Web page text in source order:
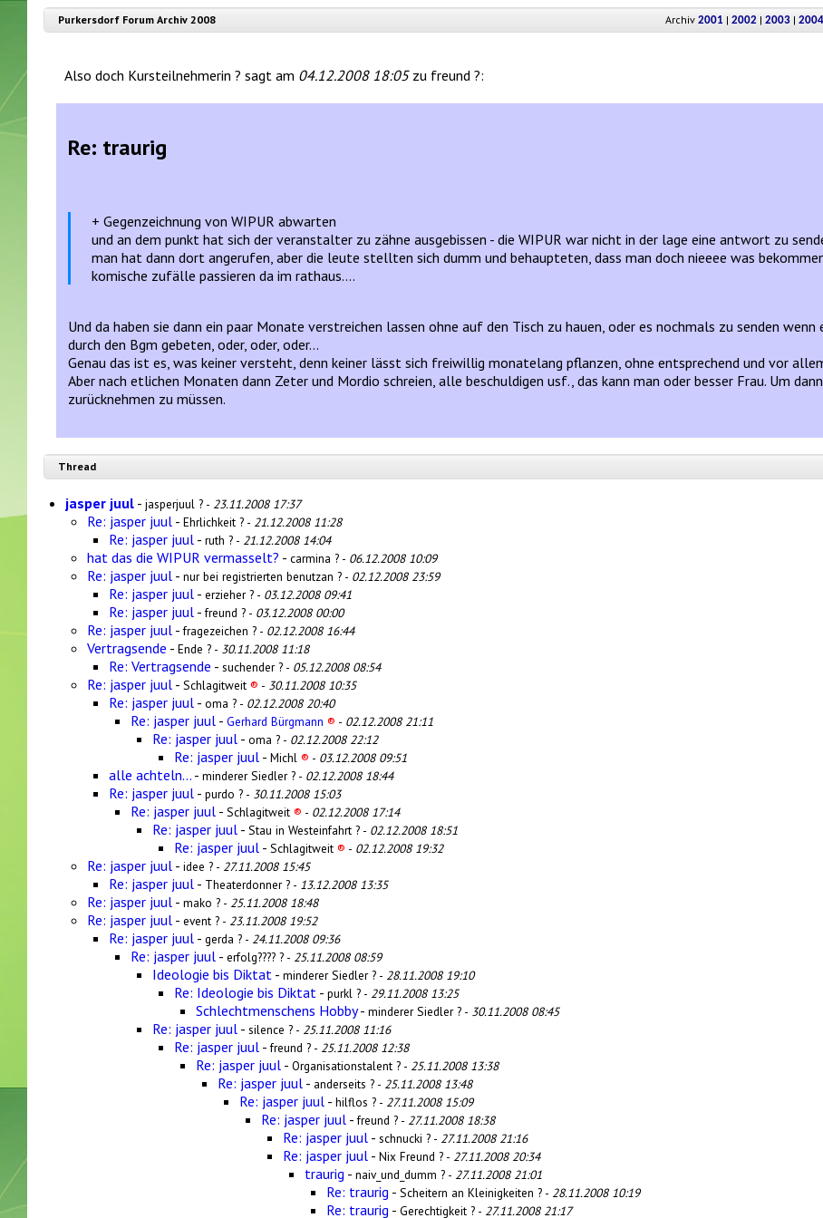
Purkersdorf Forum Archiv 2008 Archiv 2001 | 2002 | 2003 | 2004
Also doch Kursteilnehmerin ? sagt am 04.12.2008 18:05zu freund ?:
Re: traurig
+ Gegenzeichnung von WIPUR abwarten
und an dem punkt hat sich der veranstalter zu zähne ausgebissen - die WIPUR war nicht in der lage eine antwort zu
man hat dann dort angerufen, aber die leute stellten sich dumm und behaupteten, dass man doch nieeee was
komische zufälle passieren da im rathaus....
Und da haben sie dann ein paar Monate verstreichen lassen ohne auf den Tisch zu hauen, oder es nochmals zu senden
durch den Bgm gebeten, oder, oder, oder...
Genau das ist es, was keiner versteht, denn keiner lässt sich freiwillig monatelang pflanzen, ohne entsprechend und vor
Aber nach etlichen Monaten dann Zeter und Mordio schreien, alle beschuldigen usf., das kann man oder besser Frau. Um
zurücknehmen zu müssen.
Thread
jasper juul - jasperjuul ? - 23.11.2008 17:37
Re: jasper juul - Ehrlichkeit ? - 21.12.2008 11:28
Re: jasper juul - ruth ? - 21.12.2008 14:04
hat das die WIPUR vermasselt? - carmina ? - 06.12.2008 10:09
Re: jasper juul - nur bei registrierten benutzan ? - 02.12.2008 23:59
Re: jasper juul - erzieher ? - 03.12.2008 09:41
Re: jasper juul -freund ? - 03.12.2008 00:00
Re: jasper juul -fragezeichen ? - 02.12.2008 16:44
Vertragsende - Ende ? - 30.11.2008 11:18
Re: Vertragsende - suchender ? - 05.12.2008 08:54
Re: jasper juul - Schlagitweit ® - 30.11.2008 10:35
Re: jasper juul - oma ? - 02.12.2008 20:40
Re: jasper juul - Gerhard Bürgmann ® - 02.12.2008 21:11
Re: jasper juul - oma ? - 02.12.2008 22:12
Re: jasper juul - Michl ® - 03.12.2008 09:51
alle achteln... - minderer Siedler ? - 02.12.2008 18:44
Re: jasper juul - purdo ? - 30.11.2008 15:03
Re: jasper juul - Schlagitweit ® - 02.12.2008 17:14
Re: jasper juul - Stau in Westeinfahrt ? - 02.12.2008 18:51
Re: jasper juul - Schlagitweit ® - 02.12.2008 19:32
Re: jasper juul - idee ? - 27.11.2008 15:45
Re: jasper juul - Theaterdonner ? - 13.12.2008 13:35
Re: jasper juul - mako ? - 25.11.2008 18:48
Re: jasper juul - event ? - 23.11.2008 19:52
Re: jasper juul - gerda ? - 24.11.2008 09:36
Re: jasper juul - erfolg???? ? - 25.11.2008 08:59
Ideologie bis Diktat - minderer Siedler ? - 28.11.2008 19:10
Re: Ideologie bis Diktat - purkl ? - 29.11.2008 13:25
Schlechtmenschens Hobby- minderer Siedler ? - 30.11.2008 08:45
Re: jasper juul - silence ? - 25.11.2008 11:16
Re: jasper juul -freund ? - 25.11.2008 12:38
Re: jasper juul - Organisationstalent ? - 25.11.2008 13:38
Re: jasper juul - anderseits ? - 25.11.2008 13:48
Re: jasper juul - hilflos ? - 27.11.2008 15:09
Re: jasper juul -freund ? - 27.11.2008 18:38
Re: jasper juul - schnucki ? - 27.11.2008 21:16
Re: jasper juul - Nix Freund ? - 27.11.2008 20:34
traurig - naiv_und_dumm ? - 27.11.2008 21:01
Re: traurig - Scheitern an Kleinigkeiten ? - 28.11.2008 10:19
Re: traurig - Gerechtigkeit ? - 27.11.2008 21:17